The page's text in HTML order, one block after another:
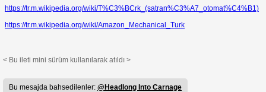
https://tr.m.wikipedia.org/wiki/T%C3%BCrk_(satran%C3%A7_otomat%C4%B1)
https://tr.m.wikipedia.org/wiki/Amazon_Mechanical_Turk
< Bu ileti mini sürüm kullanılarak atıldı >
Bu mesajda bahsedilenler: @Headlong Into Carnage